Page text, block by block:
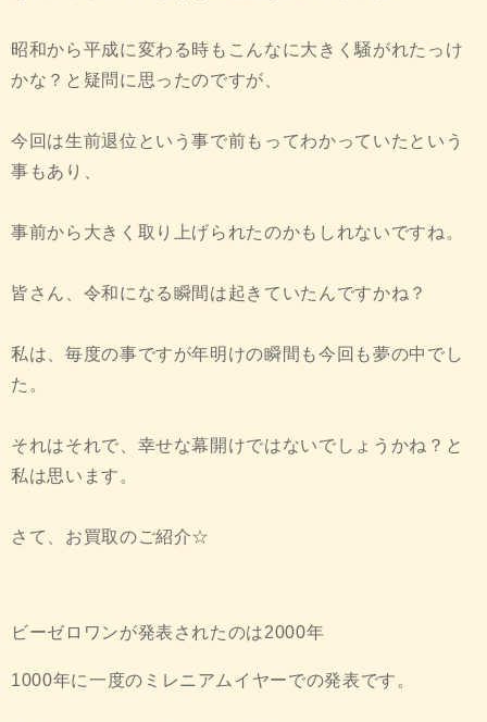
昭和から平成に変わる時もこんなに大きく騒がれたっけ
かな？と疑問に思ったのですが、
今回は生前退位という事で前もってわかっていたという
事もあり、
事前から大きく取り上げられたのかもしれないですね。
皆さん、令和になる瞬間は起きていたんですかね？
私は、毎度の事ですが年明けの瞬間も今回も夢の中でし
た。
それはそれで、幸せな幕開けではないでしょうかね？と
私は思います。
さて、お買取のご紹介☆
ビーゼロワンが発表されたのは2000年
1000年に一度のミレニアムイヤーでの発表です。